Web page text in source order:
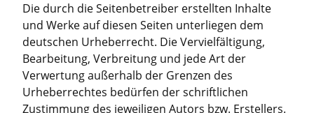
Die durch die Seitenbetreiber erstellten Inhalte
und Werke auf diesen Seiten unterliegen dem
deutschen Urheberrecht. Die Vervielfältigung,
Bearbeitung, Verbreitung und jede Art der
Verwertung außerhalb der Grenzen des
Urheberrechtes bedürfen der schriftlichen
Zustimmung des jeweiligen Autors bzw. Erstellers.